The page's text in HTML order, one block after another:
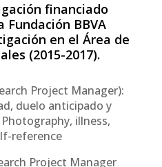
financiado
Fundación BBVA
en el Área de
(2015-2017).
Project Manager):
duelo anticipado y
illness,
reference
Project Manager